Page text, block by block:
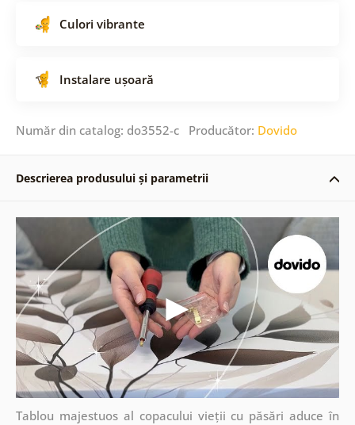
Culori vibrante
Instalare ușoară
Număr din catalog: do3552-c Producător: Dovido
Descrierea produsului și parametrii
Tablou majestuos al copacului vieții cu păsări aduce în